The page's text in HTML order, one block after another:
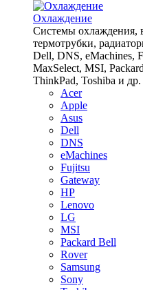
Охлаждение
Системы охлаждения,
термотрубки,
Dell, DNS, eMachines,
MaxSelect, MSI,
ThinkPad, Toshiba и др.
Acer
Apple
Asus
Dell
DNS
eMachines
Fujitsu
Gateway
HP
Lenovo
LG
MSI
Packard Bell
Rover
Samsung
Sony